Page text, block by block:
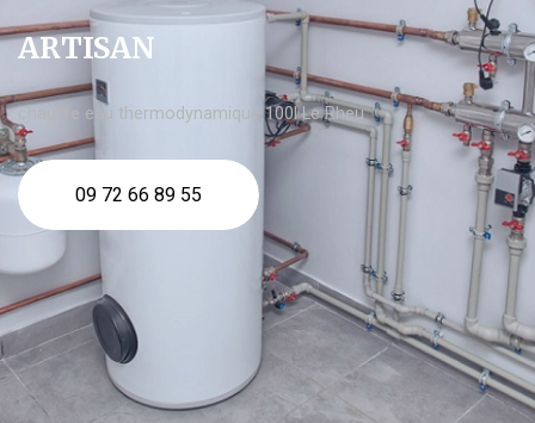
ARTISAN
chauffe eau thermodynamique 100l Le Rheu
09 72 66 89 55